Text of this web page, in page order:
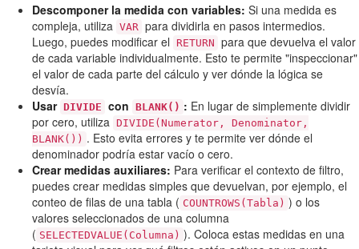
Descomponer la medida con variables: Si una medida es
compleja, utiliza VAR para dividirla en pasos intermedios.
Luego, puedes modificar el
RETURN para que devuelva el valor
de cada variable individualmente. Esto te permite "inspeccionar"
el valor de cada parte del cálculo y ver dónde la lógica se
desvía.
Usar DIVIDE con BLANK() : En lugar de simplemente dividir
por cero, utiliza DIVIDE(Numerator, Denominator,
BLANK()) . Esto evita errores y te permite ver dónde el
denominador podría estar vacío o cero.
Crear medidas auxiliares: Para verificar el contexto de filtro,
puedes crear medidas simples que devuelvan, por ejemplo, el
conteo de filas de una tabla ( COUNTROWS(Tabla) ) o los
valores seleccionados de una columna
( SELECTEDVALUE(Columna) ). Coloca estas medidas en una